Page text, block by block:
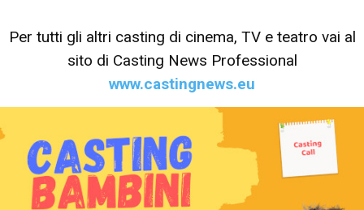
Per tutti gli altri casting di cinema, TV e teatro vai al
sito di Casting News Professional
www.castingnews.eu